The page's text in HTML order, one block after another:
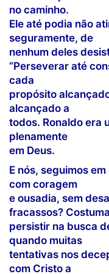
no caminho.
Ele até podia não
seguramente, de
nenhum deles
“Perseverar até
cada
propósito
alcançado a
todos. Ronaldo era
plenamente
em Deus.
E nós, seguimos
com coragem
e ousadia, sem
fracassos?
persistir na busca
quando muitas
tentativas nos
com Cristo a